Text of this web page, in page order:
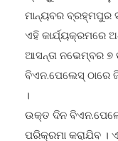
ପ୍ରସ୍ତୁତି ବୈଠକ
ମାନ୍ୟବର ବ୍ରହ୍ମପୁର
ଏହି କାର୍ଯ୍ୟକ୍ରମରେ
ଆସନ୍ତା ନଭେମ୍ବର ୭
ବିଏନ.ପେଲେସ୍ ଠାରେ
।
ଉକ୍ତ ଦିନ